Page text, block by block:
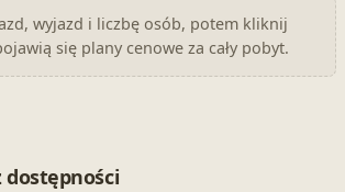
wyjazd i liczbę osób, potem kliknij
się plany cenowe za cały pobyt.
dostępności